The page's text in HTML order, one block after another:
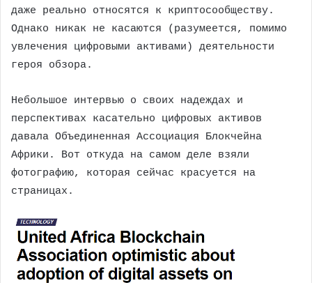
даже реально относятся к криптосообществу.
Однако никак не касаются (разумеется, помимо
увлечения цифровыми активами) деятельности
героя обзора.
Небольшое интервью о своих надеждах и
перспективах касательно цифровых активов
давала Объединенная Ассоциация Блокчейна
Африки. Вот откуда на самом деле взяли
фотографию, которая сейчас красуется на
страницах.